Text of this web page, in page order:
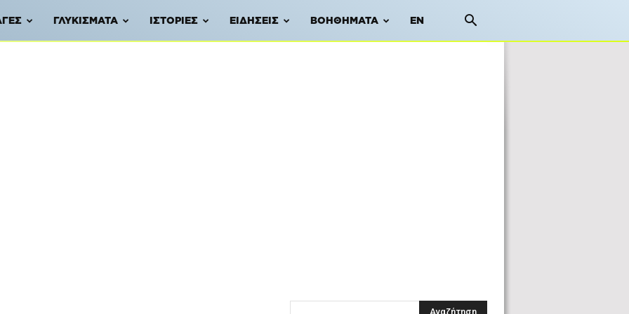
ΓΛΥΚΊΣΜΑΤΑ ΙΣΤΟΡΊΕΣ ΕΙΔΉΣΕΙΣ ΒΟΗΘΉΜΑΤΑ EN